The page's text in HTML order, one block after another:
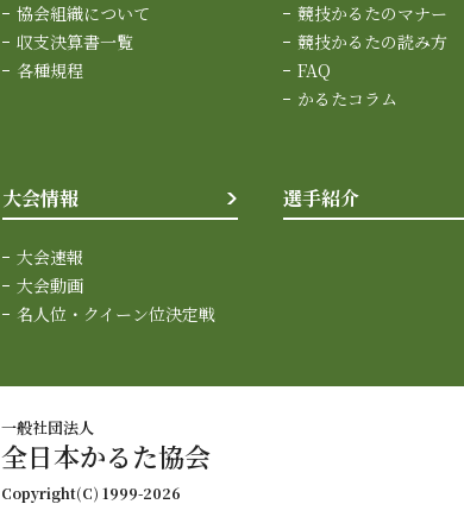
協会組織について
収支決算書一覧
各種規程
競技かるたのマナー
競技かるたの読み方
FAQ
かるたコラム
大会情報
大会速報
大会動画
名人位・クイーン位決定戦
選手紹介
一般社団法人
全日本かるた協会
Copyright(C) 1999-2026